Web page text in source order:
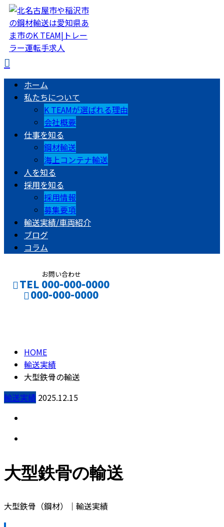
ホーム
私たちについて
K TEAMが選ばれる理由
会社概要
仕事を知る
鋼材輸送
海上コンテナ輸送
人を知る
採用を知る
採用情報
募集要項
輸送実績/車両紹介
ブログ
コラム
お問い合わせ
TEL 000-000-0000
000-000-0000
HOME
輸送実績
大型鉄骨の輸送
輸送実績 2025.12.15
大型鉄骨の輸送
大型鉄骨（鋼材）｜輸送実績